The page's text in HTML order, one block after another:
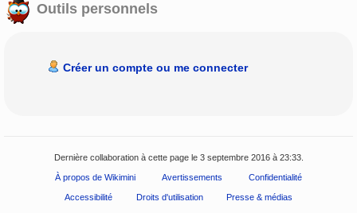
Outils personnels
Créer un compte ou me connecter
Dernière collaboration à cette page le 3 septembre 2016 à 23:33.
À propos de Wikimini Avertissements Confidentialité
Accessibilité Droits d'utilisation Presse & médias